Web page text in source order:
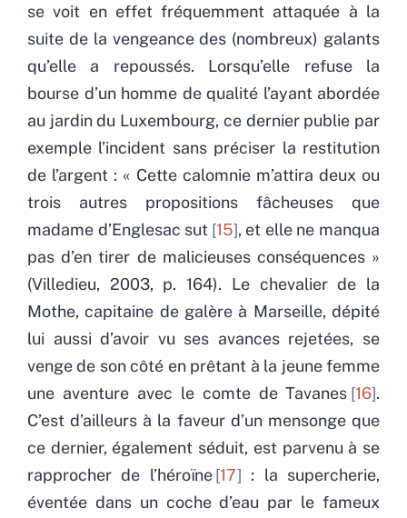
se voit en effet fréquemment attaquée à la
suite de la vengeance des (nombreux) galants
qu’elle a repoussés. Lorsqu’elle refuse la
bourse d’un homme de qualité l’ayant abordée
au jardin du Luxembourg, ce dernier publie par
exemple l’incident sans préciser la restitution
de l’argent : « Cette calomnie m’attira deux ou
trois autres propositions fâcheuses que
madame d’Englesac sut 15 , et elle ne manqua
pas d’en tirer de malicieuses conséquences »
(Villedieu, 2003, p. 164). Le chevalier de la
Mothe, capitaine de galère à Marseille, dépité
lui aussi d’avoir vu ses avances rejetées, se
venge de son côté en prêtant à la jeune femme
une aventure avec le comte de Tavanes 16 .
C’est d’ailleurs à la faveur d’un mensonge que
ce dernier, également séduit, est parvenu à se
rapprocher de l’héroïne 17
: la supercherie,
éventée dans un coche d’eau par le fameux